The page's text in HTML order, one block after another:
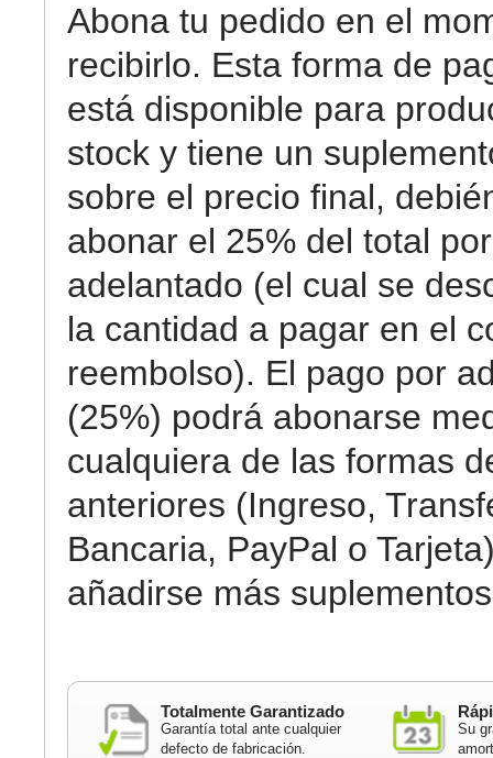
Abona tu pedido en el
recibirlo. Esta forma de
está disponible para
stock y tiene un
sobre el precio final,
abonar el 25% del total por
adelantado (el cual se
la cantidad a pagar en el
reembolso). El pago por
(25%) podrá abonarse
cualquiera de las formas
anteriores (Ingreso,
Bancaria, PayPal o
añadirse más
Totalmente Garantizado
Garantía total ante cualquier
defecto de fabricación.
Su